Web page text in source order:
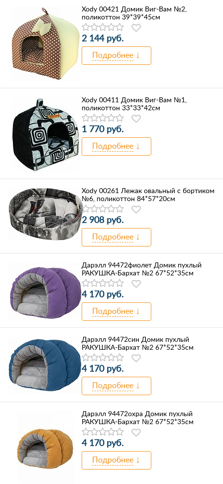
Xody 00421 Домик Виг-Вам №2,
поликоттон 39*39*45см
2 144 руб.
Подробнее
Xody 00411 Домик Виг-Вам №1,
поликоттон 33*33*42см
1 770 руб.
Подробнее
Xody 00261 Лежак овальный с бортиком
№6, поликоттон 84*57*20см
2 908 руб.
Подробнее
Дарэлл 94472фиолет Домик пухлый
РАКУШКА-Бархат №2 67*52*35см
4 170 руб.
Подробнее
Дарэлл 94472син Домик пухлый
РАКУШКА-Бархат №2 67*52*35см
4 170 руб.
Подробнее
Дарэлл 94472охра Домик пухлый
РАКУШКА-Бархат №2 67*52*35см
4 170 руб.
Подробнее